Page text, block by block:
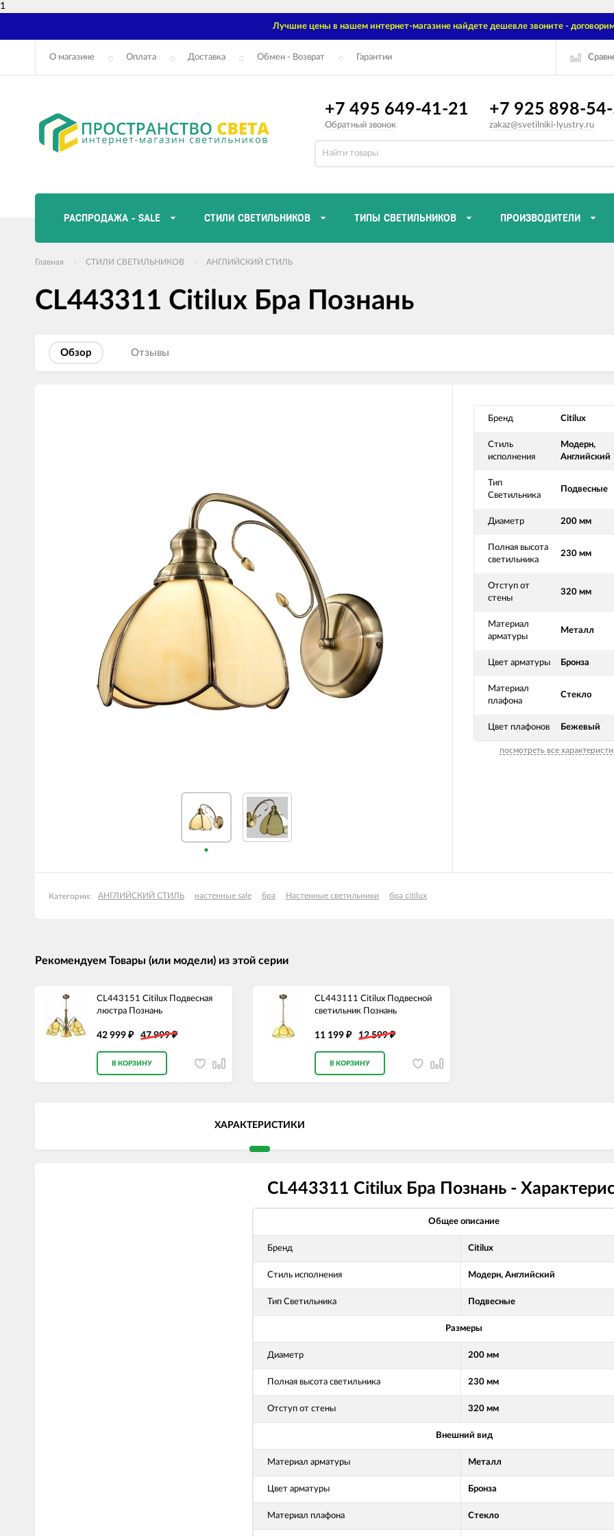
1
Лучшие цены в нашем интернет-магазине найдете дешевле звоните -
О магазине Оплата Доставка Обмен - Возврат Гарантии
+7 495 649-41-21
Обратный звонок
+7 925 898-
zakaz@svetilniki-lyustry.ru
РАСПРОДАЖА - SALE СТИЛИ СВЕТИЛЬНИКОВ ТИПЫ СВЕТИЛЬНИКОВ ПРОИЗВОДИТЕЛИ
Главная СТИЛИ СВЕТИЛЬНИКОВ АНГЛИЙСКИЙ СТИЛЬ
CL443311 Citilux Бра Познань
Обзор Отзывы
Бренд Citilux
Стиль
исполнения
Модерн,
Английский
Тип
Светильника
Подвесные
Диаметр 200 мм
Полная высота
светильника
230 мм
Отступ от
стены
320 мм
Материал
арматуры
Металл
Цвет арматуры Бронза
Материал
плафона
Стекло
Цвет плафонов Бежевый
посмотреть все
Категории: АНГЛИЙСКИЙ СТИЛЬ настенные sale бра Настенные светильники бра citilux
Рекомендуем Товары (или модели) из этой серии
CL443151 Citilux Подвесная
люстра Познань
42 999 ₽ 47 999₽
В КОРЗИНУ
CL443111 Citilux Подвесной
светильник Познань
11 199 ₽ 12 599₽
В КОРЗИНУ
ХАРАКТЕРИСТИКИ
CL443311 Citilux Бра Познань -
Общее описание
Бренд Citilux
Стиль исполнения Модерн, Английский
Тип Светильника Подвесные
Размеры
Диаметр 200 мм
Полная высота светильника 230 мм
Отступ от стены 320 мм
Внешний вид
Материал арматуры Металл
Цвет арматуры Бронза
Материал плафона Стекло